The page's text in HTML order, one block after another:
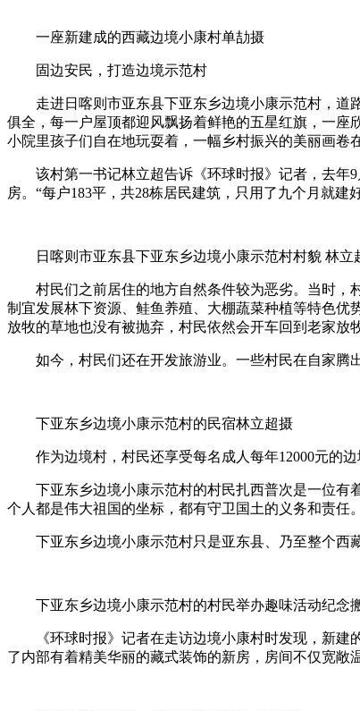
一座新建成的西藏边境小康村单劼摄
固边安民，打造边境示范村
走进日喀则市亚东县下亚东乡边境小康示范村，道路
俱全，每一户屋顶都迎风飘扬着鲜艳的五星红旗，一
小院里孩子们自在地玩耍着，一幅乡村振兴的美丽画卷
该村第一书记林立超告诉《环球时报》记者，去年9
房。“每户183平，共28栋居民建筑，只用了九个月就建
日喀则市亚东县下亚东乡边境小康示范村村貌 林立
村民们之前居住的地方自然条件较为恶劣。当时，村
制宜发展林下资源、鲑鱼养殖、大棚蔬菜种植等特色优
放牧的草地也没有被抛弃，村民依然会开车回到老家放
如今，村民们还在开发旅游业。一些村民在自家腾
下亚东乡边境小康示范村的民宿林立超摄
作为边境村，村民还享受每名成人每年12000元的边
下亚东乡边境小康示范村的村民扎西普次是一位有着
个人都是伟大祖国的坐标，都有守卫国土的义务和责任
下亚东乡边境小康示范村只是亚东县、乃至整个西藏
下亚东乡边境小康示范村的村民举办趣味活动纪念
《环球时报》记者在走访边境小康村时发现，新建的
了内部有着精美华丽的藏式装饰的新房，房间不仅宽敞